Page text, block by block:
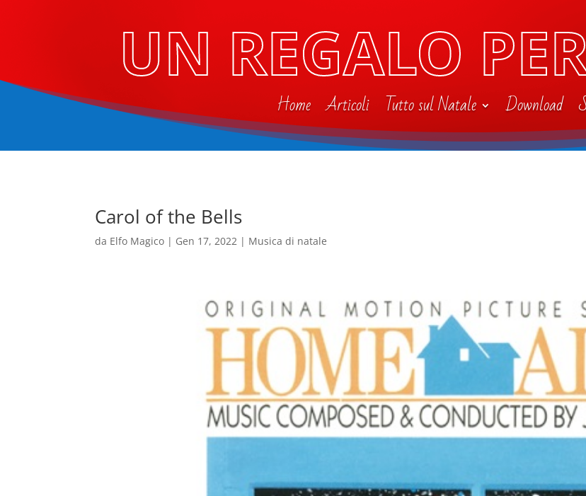
UN REGALO
Home Articoli Tutto sul Natale Download
Carol of the Bells
da Elfo Magico | Gen 17, 2022 | Musica di natale